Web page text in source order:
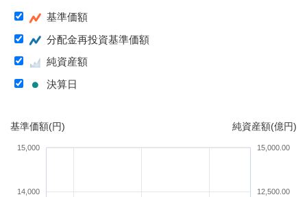
基準価額
分配金再投資基準価額
純資産額
決算日
基準価額(円) 純資産額(億円)
14,000
15,000 15,000.00
12,500.00